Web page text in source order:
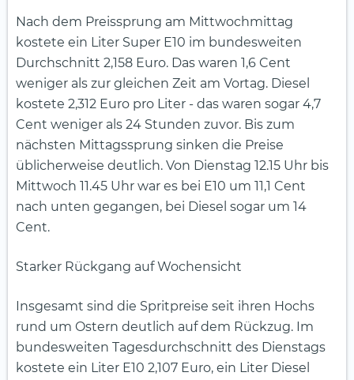
Nach dem Preissprung am Mittwochmittag
kostete ein Liter Super E10 im bundesweiten
Durchschnitt 2,158 Euro. Das waren 1,6 Cent
weniger als zur gleichen Zeit am Vortag. Diesel
kostete 2,312 Euro pro Liter - das waren sogar 4,7
Cent weniger als 24 Stunden zuvor. Bis zum
nächsten Mittagssprung sinken die Preise
üblicherweise deutlich. Von Dienstag 12.15 Uhr bis
Mittwoch 11.45 Uhr war es bei E10 um 11,1 Cent
nach unten gegangen, bei Diesel sogar um 14
Cent.
Starker Rückgang auf Wochensicht
Insgesamt sind die Spritpreise seit ihren Hochs
rund um Ostern deutlich auf dem Rückzug. Im
bundesweiten Tagesdurchschnitt des Dienstags
kostete ein Liter E10 2,107 Euro, ein Liter Diesel